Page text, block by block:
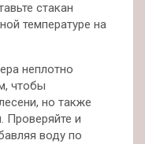
стакан
температуре на
неплотно
чтобы
но также
Проверяйте и
воду по